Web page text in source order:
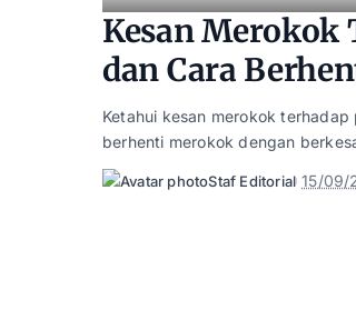
Kesan Merokok
dan Cara
Ketahui kesan merokok
berhenti merokok dengan
Posted
Staf Editorial 15/09/